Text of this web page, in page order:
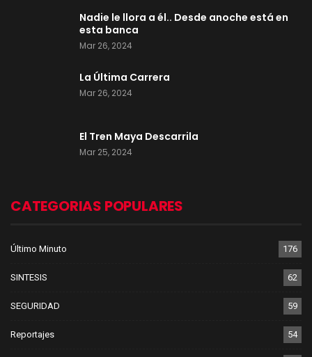
Nadie le llora a él.. Desde anoche está en
esta banca
Mar 26, 2024
La Última Carrera
Mar 26, 2024
El Tren Maya Descarrila
Mar 25, 2024
CATEGORIAS POPULARES
Último Minuto 176
SINTESIS 62
SEGURIDAD 59
Reportajes 54